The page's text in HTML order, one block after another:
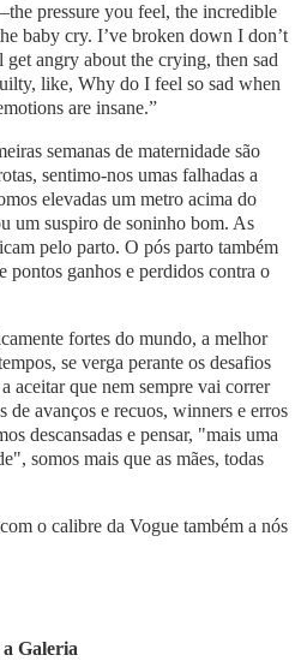
pressure you feel, the incredible
baby cry. I’ve broken down I don’t
angry about the crying, then sad
like, Why do I feel so sad when
are insane.”
semanas de maternidade são
sentimo-nos umas falhadas a
elevadas um metro acima do
um suspiro de soninho bom. As
pelo parto. O pós parto também
pontos ganhos e perdidos contra o
fortes do mundo, a melhor
se verga perante os desafios
aceitar que nem sempre vai correr
de avanços e recuos, winners e erros
descansadas e pensar, "mais uma
somos mais que as mães, todas
o calibre da Vogue também a nós
Galeria